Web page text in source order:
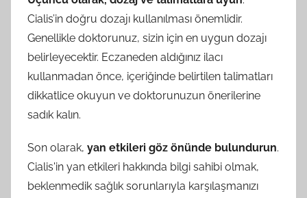
Cialis’in doğru dozajı kullanılması önemlidir.
Genellikle doktorunuz, sizin için en uygun dozajı
belirleyecektir. Eczaneden aldığınız ilacı
kullanmadan önce, içeriğinde belirtilen talimatları
dikkatlice okuyun ve doktorunuzun önerilerine
sadık kalın.
Son olarak, yan etkileri göz önünde bulundurun.
Cialis'in yan etkileri hakkında bilgi sahibi olmak,
beklenmedik sağlık sorunlarıyla karşılaşmanızı